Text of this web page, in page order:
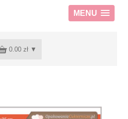
MENU
0.00 zł ▼